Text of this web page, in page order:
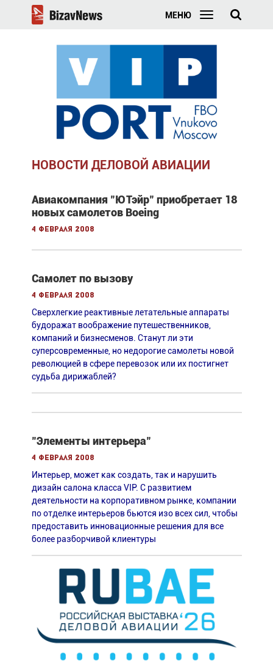
МЕНЮ
НОВОСТИ ДЕЛОВОЙ АВИАЦИИ
Авиакомпания "ЮТэйр" приобретает 18
новых самолетов Boeing
4 февраля 2008
Самолет по вызову
4 февраля 2008
Сверхлегкие реактивные летательные аппараты
будоражат воображение путешественников,
компаний и бизнесменов. Станут ли эти
суперсовременные, но недорогие самолеты новой
революцией в сфере перевозок или их постигнет
судьба дирижаблей?
"Элементы интерьера"
4 февраля 2008
Интерьер, может как создать, так и нарушить
дизайн салона класса VIP. С развитием
деятельности на корпоративном рынке, компании
по отделке интерьеров бьются изо всех сил, чтобы
предоставить инновационные решения для все
более разборчивой клиентуры